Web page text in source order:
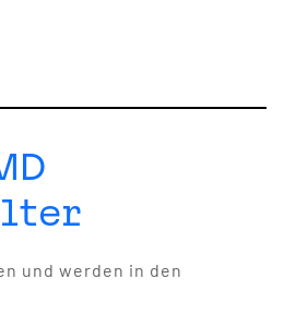
und werden in den